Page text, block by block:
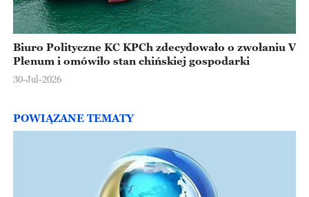
Biuro Polityczne KC KPCh zdecydowało o zwołaniu V
Plenum i omówiło stan chińskiej gospodarki
30-Jul-2026
POWIĄZANE TEMATY